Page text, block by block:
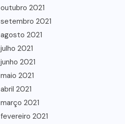
outubro 2021
setembro 2021
agosto 2021
julho 2021
junho 2021
maio 2021
abril 2021
março 2021
fevereiro 2021